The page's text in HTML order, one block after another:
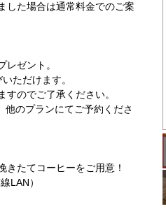
した場合は通常料金でのご案
ゼント。
ただけます。
のでご了承ください。
のプランにてご予約くださ
きたてコーヒーをご用意！
LAN）